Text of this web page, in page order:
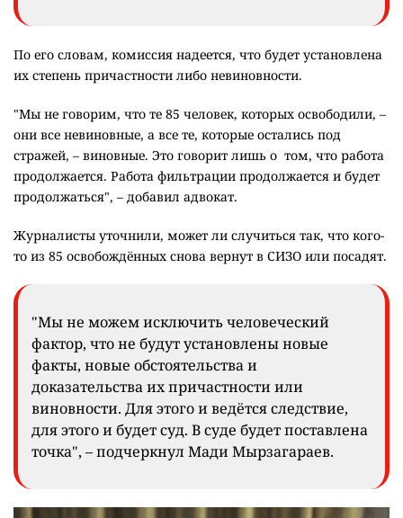
По его словам, комиссия надеется, что будет установлена
их степень причастности либо невиновности.
"Мы не говорим, что те 85 человек, которых освободили, –
они все невиновные, а все те, которые остались под
стражей, – виновные. Это говорит лишь о том, что работа
продолжается. Работа фильтрации продолжается и будет
продолжаться", – добавил адвокат.
Журналисты уточнили, может ли случиться так, что кого-
то из 85 освобождённых снова вернут в СИЗО или посадят.
"Мы не можем исключить человеческий
фактор, что не будут установлены новые
факты, новые обстоятельства и
доказательства их причастности или
виновности. Для этого и ведётся следствие,
для этого и будет суд. В суде будет поставлена
точка", – подчеркнул Мади Мырзагараев.